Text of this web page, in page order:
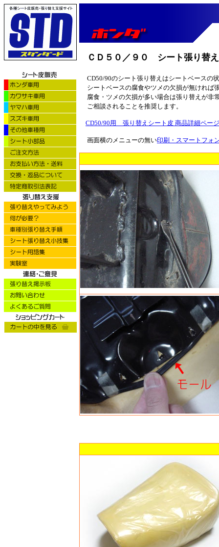
ＣＤ５０／９０ シート張り替
CD50/90のシート張り替えはシートベースの
シートベースの腐食やツメの欠損が無ければ
腐食・ツメの欠損が多い場合は張り替えが非
ご相談されることを推奨します。
CD50/90用 張り替えシート皮 商品詳細ペー
画面横のメニューの無い印刷・スマートフォ